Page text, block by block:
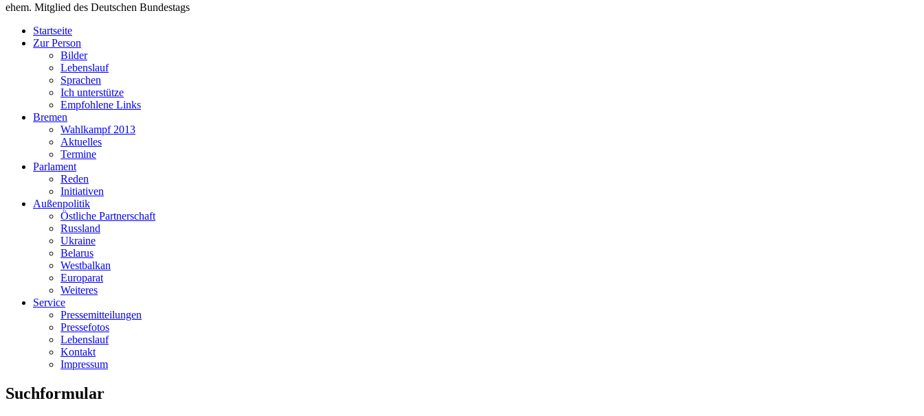
ehem. Mitglied des Deutschen Bundestags
Startseite
Zur Person
Bilder
Lebenslauf
Sprachen
Ich unterstütze
Empfohlene Links
Bremen
Wahlkampf 2013
Aktuelles
Termine
Parlament
Reden
Initiativen
Außenpolitik
Östliche Partnerschaft
Russland
Ukraine
Belarus
Westbalkan
Europarat
Weiteres
Service
Pressemitteilungen
Pressefotos
Lebenslauf
Kontakt
Impressum
Suchformular